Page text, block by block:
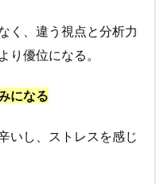
く、違う視点と分析力
り優位になる。
になる
いし、ストレスを感じ